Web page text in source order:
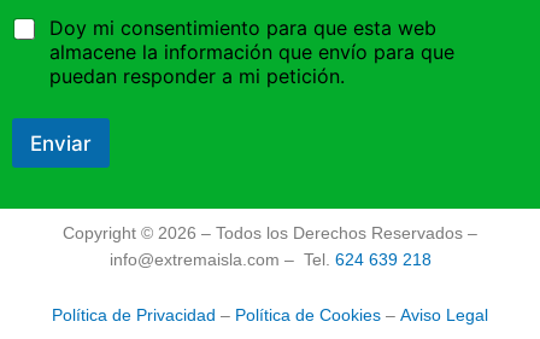
Doy mi consentimiento para que esta web
almacene la información que envío para que
puedan responder a mi petición.
Enviar
Copyright © 2026 – Todos los Derechos Reservados –
info@extremaisla.com – Tel. 624 639 218
Política de Privacidad – Política de Cookies – Aviso Legal